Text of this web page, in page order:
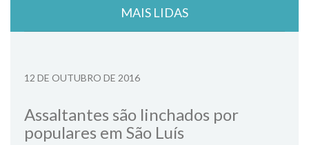
MAIS LIDAS
12 DE OUTUBRO DE 2016
Assaltantes são linchados por
populares em São Luís